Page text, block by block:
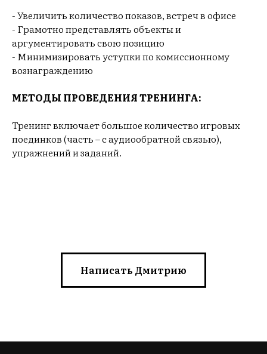
- Увеличить количество показов, встреч в офисе
- Грамотно представлять объекты и
аргументировать свою позицию
- Минимизировать уступки по комиссионному
вознаграждению
МЕТОДЫ ПРОВЕДЕНИЯ ТРЕНИНГА:
Тренинг включает большое количество игровых
поединков (часть – с аудиообратной связью),
упражнений и заданий.
Написать Дмитрию